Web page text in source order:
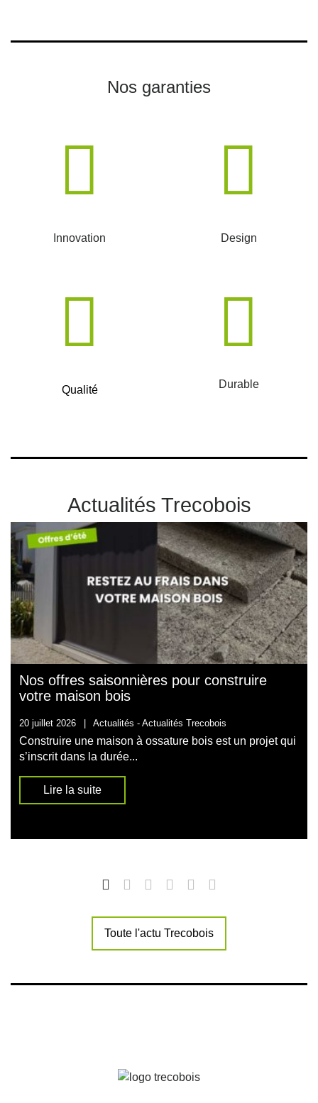
Nos garanties
Innovation Design
Qualité Durable
Actualités Trecobois
Nos offres saisonnières pour construire
votre maison bois
20 juillet 2026 Actualités - Actualités Trecobois
Construire une maison à ossature bois est un projet qui
s’inscrit dans la durée...
Lire la suite
Toute l'actu Trecobois